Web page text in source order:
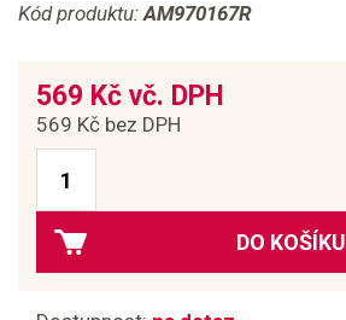
Kód produktu:AM970167R
569 Kč vč. DPH
569 Kč bez DPH
DO KOŠÍKU